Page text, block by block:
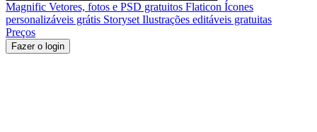
Magnific Vetores, fotos e PSD gratuitos Flaticon Ícones
personalizáveis grátis Storyset Ilustrações editáveis gratuitas
Preços
Fazer o login